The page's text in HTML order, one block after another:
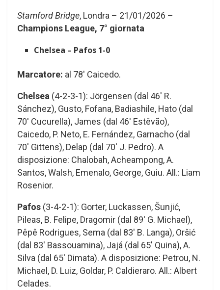
Stamford Bridge, Londra – 21/01/2026 –
Champions League, 7° giornata
Chelsea – Pafos 1-0
Marcatore: al 78′ Caicedo.
Chelsea (4-2-3-1): Jörgensen (dal 46′ R.
Sánchez), Gusto, Fofana, Badiashile, Hato (dal
70′ Cucurella), James (dal 46′ Estêvão),
Caicedo, P. Neto, E. Fernández, Garnacho (dal
70′ Gittens), Delap (dal 70′ J. Pedro). A
disposizione: Chalobah, Acheampong, A.
Santos, Walsh, Emenalo, George, Guiu. All.: Liam
Rosenior.
Pafos (3-4-2-1): Gorter, Luckassen, Šunjić,
Pileas, B. Felipe, Dragomir (dal 89′ G. Michael),
Pêpê Rodrigues, Sema (dal 83′ B. Langa), Oršić
(dal 83′ Bassouamina), Jajá (dal 65′ Quina), A.
Silva (dal 65′ Dimata). A disposizione: Petrou, N.
Michael, D. Luiz, Goldar, P. Caldieraro. All.: Albert
Celades.